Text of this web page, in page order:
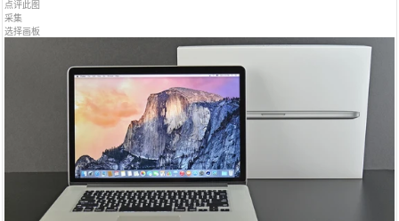
点评此图
采集
选择画板